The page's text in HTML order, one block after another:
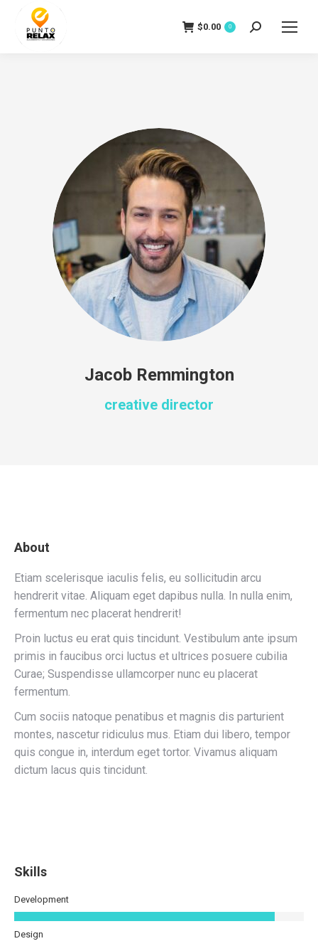
$0.00 0 Search:
Jacob Remmington
creative director
About
Etiam scelerisque iaculis felis, eu sollicitudin arcu
hendrerit vitae. Aliquam eget dapibus nulla. In nulla enim,
fermentum nec placerat hendrerit!
Proin luctus eu erat quis tincidunt. Vestibulum ante ipsum
primis in faucibus orci luctus et ultrices posuere cubilia
Curae; Suspendisse ullamcorper nunc eu placerat
fermentum.
Cum sociis natoque penatibus et magnis dis parturient
montes, nascetur ridiculus mus. Etiam dui libero, tempor
quis congue in, interdum eget tortor. Vivamus aliquam
dictum lacus quis tincidunt.
Skills
Development
Design